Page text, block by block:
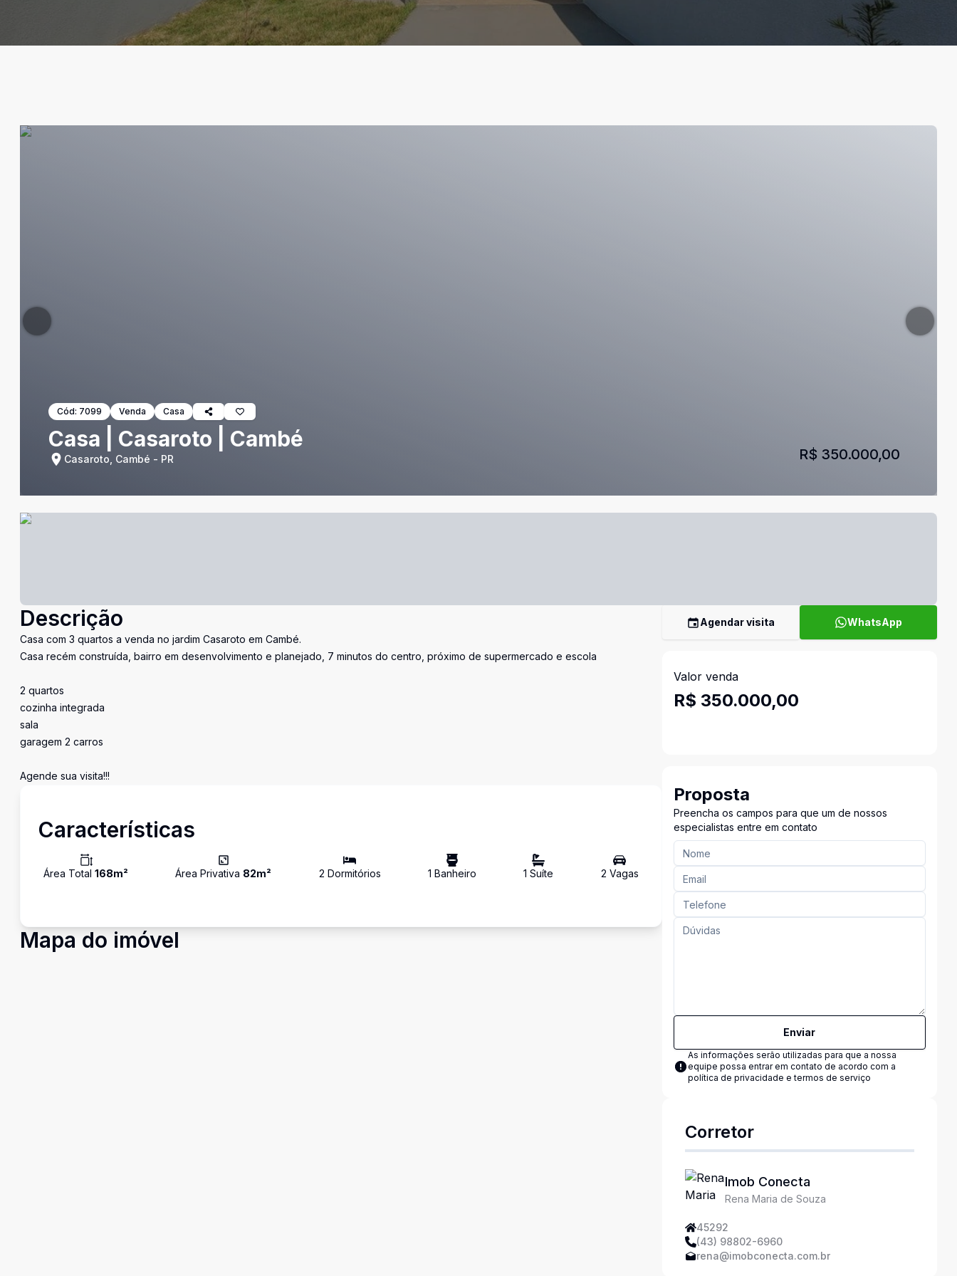
Cód: 7099 Venda Casa
Casa | Casaroto | Cambé
Casaroto, Cambé - PR R$ 350.000,00
Descrição
Casa com 3 quartos a venda no jardim Casaroto em Cambé.
Casa recém construída, bairro em desenvolvimento e planejado, 7 minutos do centro, próximo de supermercado e escola
2 quartos
cozinha integrada
sala
garagem 2 carros
Agende sua visita!!!
Características
Área Total 168m² Área Privativa 82m² 2 Dormitórios 1 Banheiro 1 Suíte 2 Vagas
Mapa do imóvel
Agendar visita WhatsApp
Valor venda
R$ 350.000,00
Proposta
Preencha os campos para que um de nossos
especialistas entre em contato
Enviar
As informações serão utilizadas para que a nossa
equipe possa entrar em contato de acordo com a
política de privacidade e termos de serviço
Corretor
Imob Conecta
Rena Maria de Souza
45292
(43) 98802-6960
rena@imobconecta.com.br